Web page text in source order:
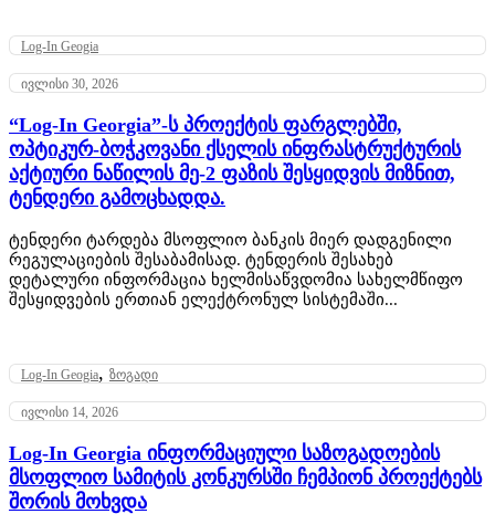
Log-In Geogia
ივლისი 30, 2026
“Log-In Georgia”-ს პროექტის ფარგლებში,
ოპტიკურ-ბოჭკოვანი ქსელის ინფრასტრუქტურის
აქტიური ნაწილის მე-2 ფაზის შესყიდვის მიზნით,
ტენდერი გამოცხადდა.
ტენდერი ტარდება მსოფლიო ბანკის მიერ დადგენილი
რეგულაციების შესაბამისად. ტენდერის შესახებ
დეტალური ინფორმაცია ხელმისაწვდომია სახელმწიფო
შესყიდვების ერთიან ელექტრონულ სისტემაში...
Log-In Geogia,ზოგადი
ივლისი 14, 2026
Log-In Georgia ინფორმაციული საზოგადოების
მსოფლიო სამიტის კონკურსში ჩემპიონ პროექტებს
შორის მოხვდა